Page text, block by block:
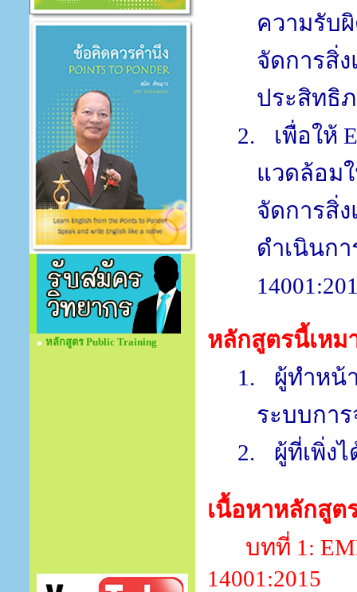
หลักสูตร Public Training
ความรับ
จัดการสิ่
ประสิทธิ
2.
เพื่อให้
แวดล้อม
จัดการสิ่
ดำเนินก
หลักสูตรนี้เหม
1.
ผู้ทำหน้
ระบบกา
2.
ผู้ที่เพิ่ง
เนื้อหาหลักสูต
บทที่ 1:
14001:2015